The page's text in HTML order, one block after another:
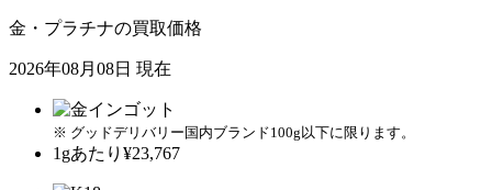
金・プラチナの買取価格
2026年08月08日 現在
※ グッドデリバリー国内ブランド100g以下に限ります。
1gあたり ¥23,767